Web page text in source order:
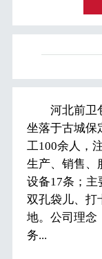
河北前卫
坐落于古城保
工100余人，
生产、销售、
设备17条；主
双孔袋儿、打
地。公司理念
务...